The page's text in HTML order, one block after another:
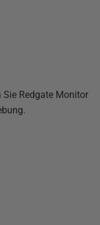
Redgate Monitor